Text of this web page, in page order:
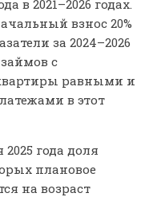
в 2021–2026 годах.
взнос 20%
за 2024–2026
с
равными и
в этот
года доля
плановое
на возраст